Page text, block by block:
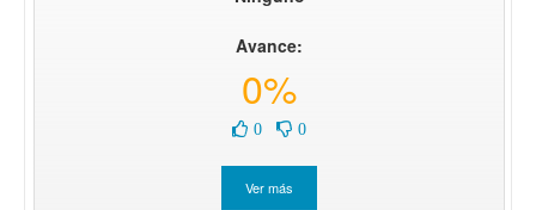
Avance:
0%
0 0